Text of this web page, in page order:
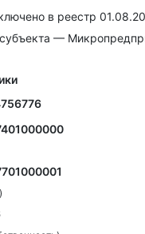
в реестр
субъекта —